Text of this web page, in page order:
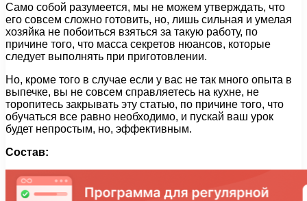
Само собой разумеется, мы не можем утверждать, что
его совсем сложно готовить, но, лишь сильная и умелая
хозяйка не побоиться взяться за такую работу, по
причине того, что масса секретов нюансов, которые
следует выполнять при приготовлении.
Но, кроме того в случае если у вас не так много опыта в
выпечке, вы не совсем справляетесь на кухне, не
торопитесь закрывать эту статью, по причине того, что
обучаться все равно необходимо, и пускай ваш урок
будет непростым, но, эффективным.
Состав: